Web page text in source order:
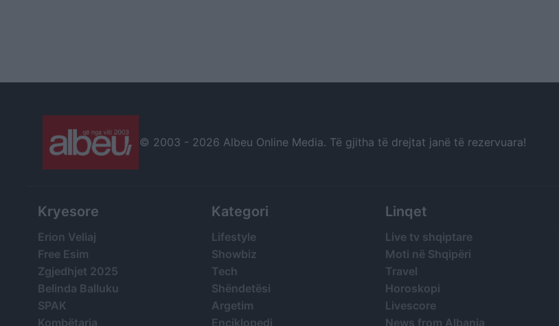
© 2003 - 2026 Albeu Online Media. Të gjitha të drejtat janë të rezervuara!
Kryesore
Erion Veliaj
Free Esim
Zgjedhjet 2025
Belinda Balluku
SPAK
Kombëtarja
Kategori
Lifestyle
Showbiz
Tech
Shëndetësi
Argetim
Enciklopedi
Linqet
Live tv shqiptare
Moti në Shqipëri
Travel
Horoskopi
Livescore
News from Albania